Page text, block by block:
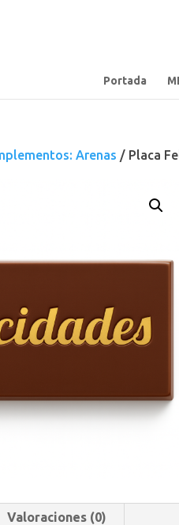
Portada
Arenas / Placa
Valoraciones (0)